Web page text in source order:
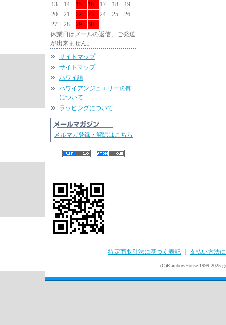
13
14 15 16 17 18
19
20
21 22 23 24 25
26
27
28 29
30
休業日はメールの返信、ご発送
が出来ません。
サイトマップ
サイトマップ
ハワイ語
ハワイアンジュエリーの卸
について
ラッピングについて
メルマガ登録・解除はこちら
特定商取引法に基づく表記 支払い方法
(C)RainbowHouse 1999-2025